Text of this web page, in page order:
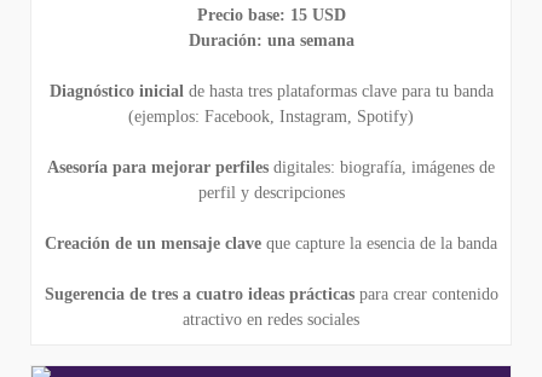
Precio base: 15 USD
Duración: una semana
Diagnóstico inicial de hasta tres plataformas clave para tu banda
(ejemplos: Facebook, Instagram, Spotify)
Asesoría para mejorar perfiles digitales: biografía, imágenes de
perfil y descripciones
Creación de un mensaje clave que capture la esencia de la banda
Sugerencia de tres a cuatro ideas prácticas para crear contenido
atractivo en redes sociales